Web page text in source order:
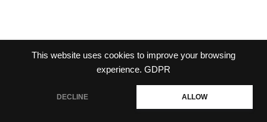
This website uses cookies to improve your browsing
experience. GDPR
DECLINE ALLOW
ภูมิใจนำเสนอโดย WordPress